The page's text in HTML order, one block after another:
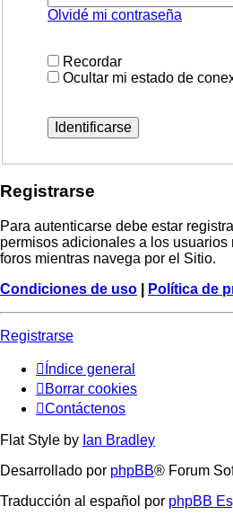
Olvidé mi contraseña
Recordar
Ocultar mi estado de
Registrarse
Para autenticarse debe estar
permisos adicionales a los
foros mientras navega por el Sitio.
Condiciones de uso
Política de
Registrarse
Índice general
Borrar cookies
Contáctenos
Flat Style by Ian Bradley
Desarrollado por phpBB® Forum
Traducción al español por phpBB